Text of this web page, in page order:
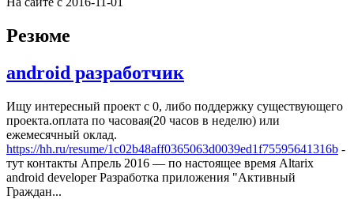
Резюме
android разработчик
Ищу интересный проект с 0, либо поддержку существующего
проекта.оплата по часовая(20 часов в неделю) или
ежемесячный оклад.
https://hh.ru/resume/1c02b48aff0365063d0039ed1f75595641316b -
тут контакты Апрель 2016 — по настоящее время Altarix
android developer Разработка приложения "Активный
Граждан...